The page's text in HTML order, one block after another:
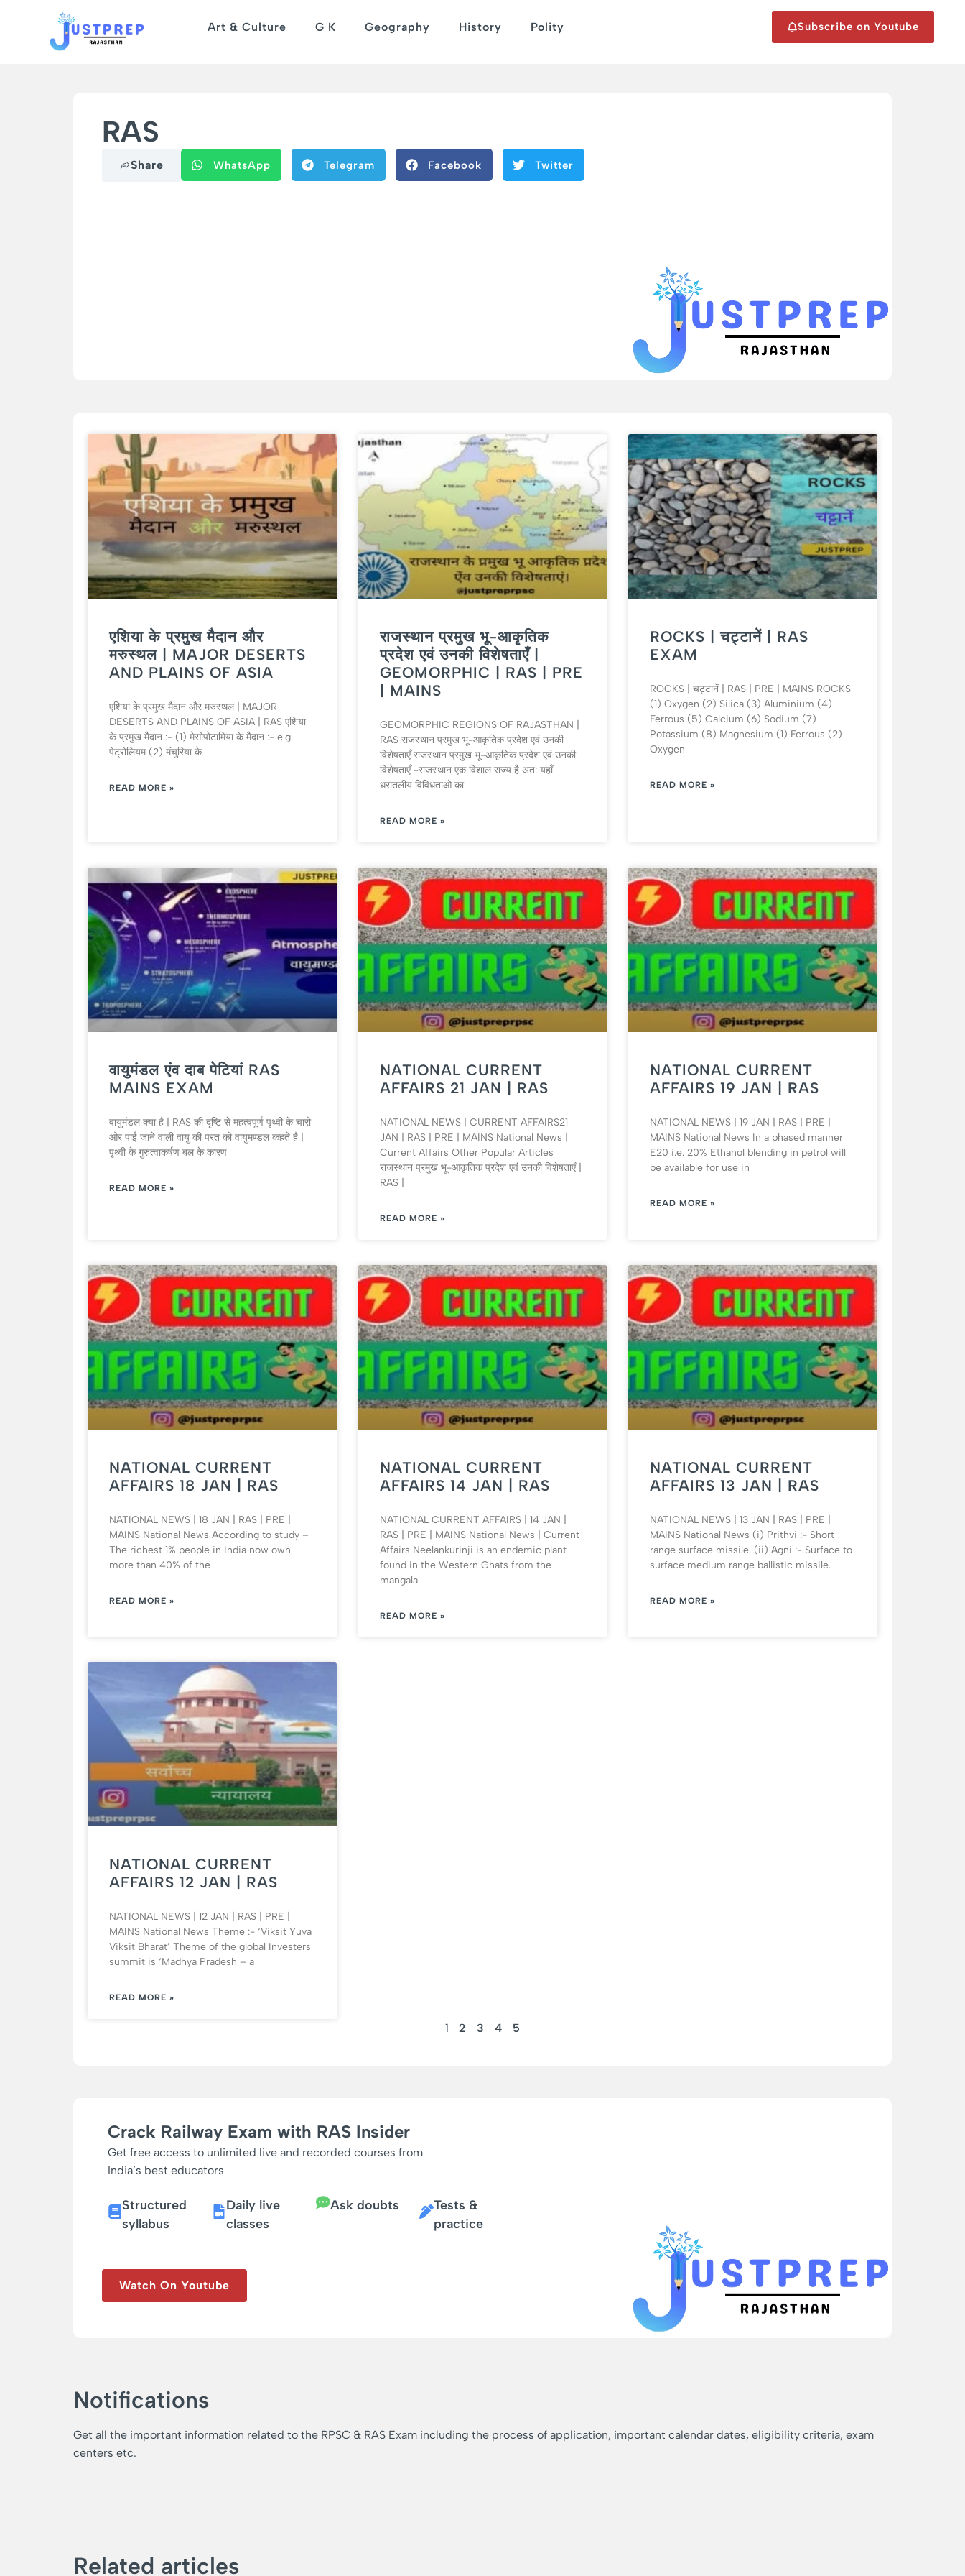
Art & Culture G K Geography History Polity Subscribe on Youtube
RAS
Share WhatsApp Telegram Facebook Twitter
एशिया के प्रमुख मैदान और
मरुस्थल | MAJOR DESERTS
AND PLAINS OF ASIA
एशिया के प्रमुख मैदान और मरुस्थल | MAJOR
DESERTS AND PLAINS OF ASIA | RAS एशिया
के प्रमुख मैदान :- (1) मेसोपोटामिया के मैदान :- e.g.
पेट्रोलियम (2) मंचुरिया के
READ MORE »
राजस्थान प्रमुख भू-आकृतिक
प्रदेश एवं उनकी विशेषताएँ |
GEOMORPHIC | RAS | PRE
| MAINS
GEOMORPHIC REGIONS OF RAJASTHAN |
RAS राजस्थान प्रमुख भू-आकृतिक प्रदेश एवं उनकी
विशेषताएँ राजस्थान प्रमुख भू-आकृतिक प्रदेश एवं उनकी
विशेषताएँ -राजस्थान एक विशाल राज्य है अत: यहाँ
धरातलीय विविधताओ का
READ MORE »
ROCKS | चट्टानें | RAS
EXAM
ROCKS | चट्टानें | RAS | PRE | MAINS ROCKS
(1) Oxygen (2) Silica (3) Aluminium (4)
Ferrous (5) Calcium (6) Sodium (7)
Potassium (8) Magnesium (1) Ferrous (2)
Oxygen
READ MORE »
वायुमंडल एंव दाब पेटियां RAS
MAINS EXAM
वायुमंडल क्या है | RAS की दृष्टि से महत्वपूर्ण पृथ्वी के चारो
ओर पाई जाने वाली वायु की परत को वायुमण्डल कहते है |
पृथ्वी के गुरुत्वाकर्षण बल के कारण
READ MORE »
NATIONAL CURRENT
AFFAIRS 21 JAN | RAS
NATIONAL NEWS | CURRENT AFFAIRS21
JAN | RAS | PRE | MAINS National News |
Current Affairs Other Popular Articles
राजस्थान प्रमुख भू-आकृतिक प्रदेश एवं उनकी विशेषताएँ |
RAS |
READ MORE »
NATIONAL CURRENT
AFFAIRS 19 JAN | RAS
NATIONAL NEWS | 19 JAN | RAS | PRE |
MAINS National News In a phased manner
E20 i.e. 20% Ethanol blending in petrol will
be available for use in
READ MORE »
NATIONAL CURRENT
AFFAIRS 18 JAN | RAS
NATIONAL NEWS | 18 JAN | RAS | PRE |
MAINS National News According to study –
The richest 1% people in India now own
more than 40% of the
READ MORE »
NATIONAL CURRENT
AFFAIRS 14 JAN | RAS
NATIONAL CURRENT AFFAIRS | 14 JAN |
RAS | PRE | MAINS National News | Current
Affairs Neelankurinji is an endemic plant
found in the Western Ghats from the
mangala
READ MORE »
NATIONAL CURRENT
AFFAIRS 13 JAN | RAS
NATIONAL NEWS | 13 JAN | RAS | PRE |
MAINS National News (i) Prithvi :- Short
range surface missile. (ii) Agni :- Surface to
surface medium range ballistic missile.
READ MORE »
NATIONAL CURRENT
AFFAIRS 12 JAN | RAS
NATIONAL NEWS | 12 JAN | RAS | PRE |
MAINS National News Theme :- ‘Viksit Yuva
Viksit Bharat’ Theme of the global Investers
summit is ‘Madhya Pradesh – a
READ MORE »
1 2 3 4 5
Crack Railway Exam with RAS Insider
Get free access to unlimited live and recorded courses from
India’s best educators
Structured
syllabus
Daily live
classes
Ask doubts
Tests &
practice
Watch On Youtube
Notifications
Get all the important information related to the RPSC & RAS Exam including the process of application, important calendar dates, eligibility criteria, exam
centers etc.
Related articles